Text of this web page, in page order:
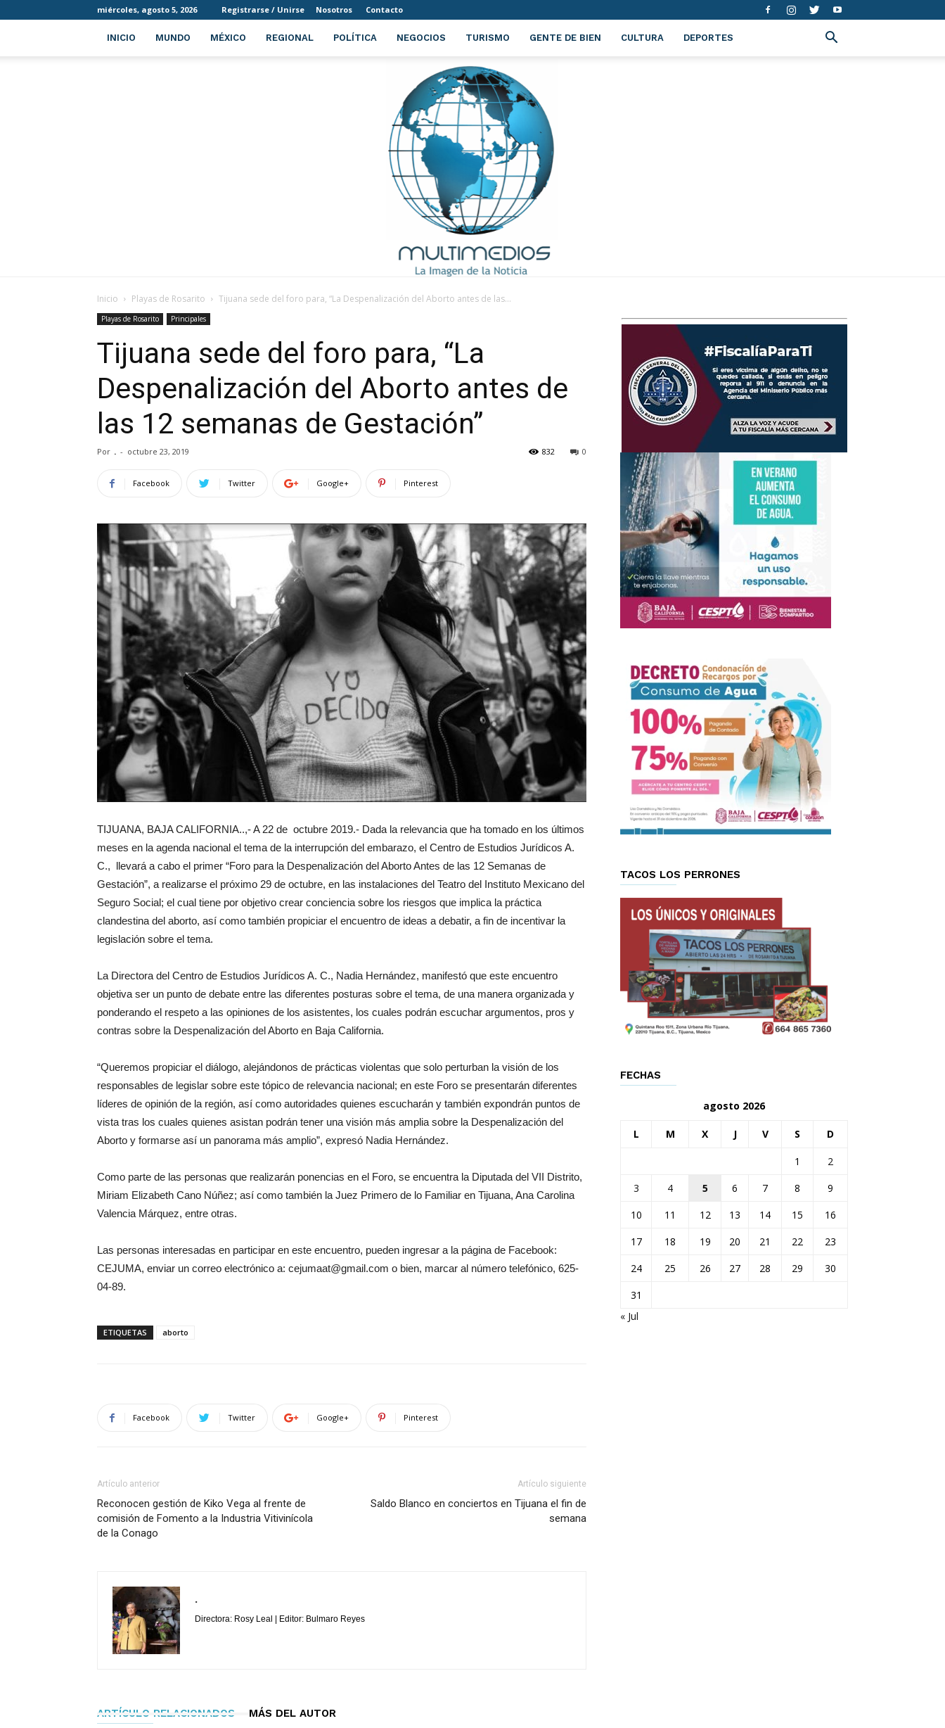
miércoles, agosto 5, 2026 Registrarse / Unirse Nosotros Contacto
INICIO MUNDO MÉXICO REGIONAL POLÍTICA NEGOCIOS TURISMO GENTE DE BIEN CULTURA DEPORTES
Inicio Playas de Rosarito Tijuana sede del foro para, “La Despenalización del Aborto antes de las...
Playas de Rosarito Principales
Tijuana sede del foro para, “La
Despenalización del Aborto antes de
las 12 semanas de Gestación’’
Por . - octubre 23, 2019 0
832
Facebook Twitter Google+ Pinterest
TIJUANA, BAJA CALIFORNIA..,- A 22 de octubre 2019.- Dada la relevancia que ha tomado en los últimos
meses en la agenda nacional el tema de la interrupción del embarazo, el Centro de Estudios Jurídicos A.
C., llevará a cabo el primer “Foro para la Despenalización del Aborto Antes de las 12 Semanas de
Gestación”, a realizarse el próximo 29 de octubre, en las instalaciones del Teatro del Instituto Mexicano del
Seguro Social; el cual tiene por objetivo crear conciencia sobre los riesgos que implica la práctica
clandestina del aborto, así como también propiciar el encuentro de ideas a debatir, a fin de incentivar la
legislación sobre el tema.
La Directora del Centro de Estudios Jurídicos A. C., Nadia Hernández, manifestó que este encuentro
objetiva ser un punto de debate entre las diferentes posturas sobre el tema, de una manera organizada y
ponderando el respeto a las opiniones de los asistentes, los cuales podrán escuchar argumentos, pros y
contras sobre la Despenalización del Aborto en Baja California.
“Queremos propiciar el diálogo, alejándonos de prácticas violentas que solo perturban la visión de los
responsables de legislar sobre este tópico de relevancia nacional; en este Foro se presentarán diferentes
líderes de opinión de la región, así como autoridades quienes escucharán y también expondrán puntos de
vista tras los cuales quienes asistan podrán tener una visión más amplia sobre la Despenalización del
Aborto y formarse así un panorama más amplio”, expresó Nadia Hernández.
Como parte de las personas que realizarán ponencias en el Foro, se encuentra la Diputada del VII Distrito,
Miriam Elizabeth Cano Núñez; así como también la Juez Primero de lo Familiar en Tijuana, Ana Carolina
Valencia Márquez, entre otras.
Las personas interesadas en participar en este encuentro, pueden ingresar a la página de Facebook:
CEJUMA, enviar un correo electrónico a: cejumaat@gmail.com o bien, marcar al número telefónico, 625-
04-89.
ETIQUETAS aborto
Facebook Twitter Google+ Pinterest
Artículo anterior
Reconocen gestión de Kiko Vega al frente de
comisión de Fomento a la Industria Vitivinícola
de la Conago
Artículo siguiente
Saldo Blanco en conciertos en Tijuana el fin de
semana
.
Directora: Rosy Leal | Editor: Bulmaro Reyes
ARTÍCULO RELACIONADOS MÁS DEL AUTOR
TACOS LOS PERRONES
FECHAS
agosto 2026
L M X J V S D
1
2
3
4 5 6 7 8
9
10
11 12 13 14 15
16
17
18 19 20 21 22
23
24
25 26 27 28 29
30
31
« Jul